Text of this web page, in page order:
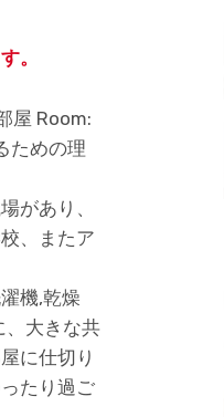
。
屋 Room:
ための理
があり、
、またア
機,乾燥
、大きな共
に仕切り
たり過ご